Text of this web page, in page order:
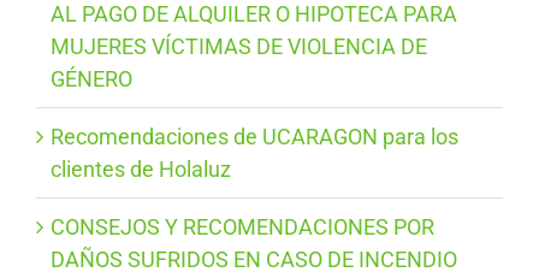
AL PAGO DE ALQUILER O HIPOTECA PARA
MUJERES VÍCTIMAS DE VIOLENCIA DE
GÉNERO
Recomendaciones de UCARAGON para los
clientes de Holaluz
CONSEJOS Y RECOMENDACIONES POR
DAÑOS SUFRIDOS EN CASO DE INCENDIO